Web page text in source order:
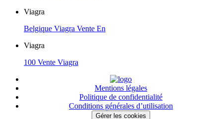
Viagra
Belgique Viagra Vente En
Viagra
100 Vente Viagra
Mentions légales
Politique de confidentialité
Conditions générales d’utilisation
Gérer les cookies